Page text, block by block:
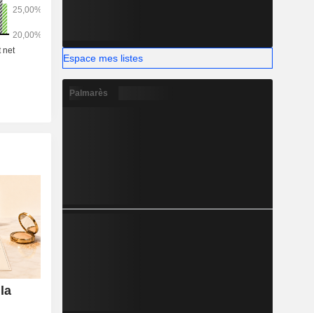
Espace mes listes
Palmarès